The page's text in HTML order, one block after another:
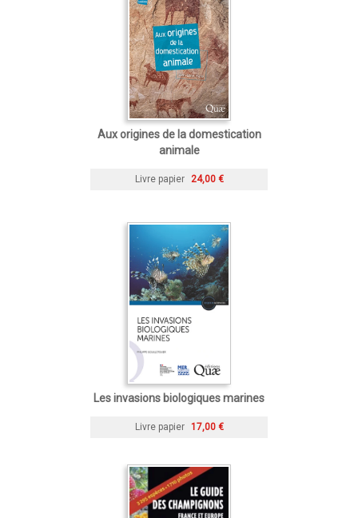
Aux origines de la domestication
animale
Livre papier 24,00 €
Les invasions biologiques marines
Livre papier 17,00 €